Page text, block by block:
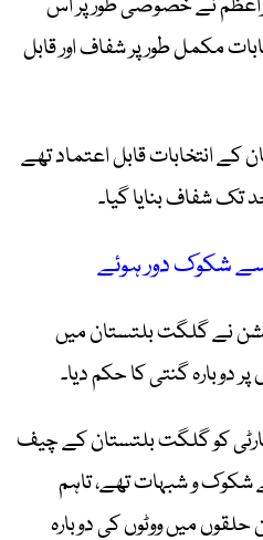
نے خصوصی طور پر اس
مکمل طور پر شفاف اور قابل
کے انتخابات قابل اعتماد تھے
تک شفاف بنایا گیا۔
سے شکوک دور ہوئے
نے گلگت بلتستان میں
دوبارہ گنتی کا حکم دیا۔
کو گلگت بلتستان کے چیف
و شبہات تھے، تاہم
میں ووٹوں کی دوبارہ